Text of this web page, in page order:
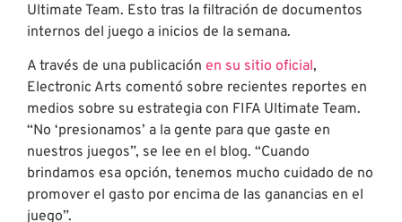
Ultimate Team. Esto tras la filtración de documentos
internos del juego a inicios de la semana.
A través de una publicación en su sitio oficial,
Electronic Arts comentó sobre recientes reportes en
medios sobre su estrategia con FIFA Ultimate Team.
“No ‘presionamos’ a la gente para que gaste en
nuestros juegos”, se lee en el blog. “Cuando
brindamos esa opción, tenemos mucho cuidado de no
promover el gasto por encima de las ganancias en el
juego”.